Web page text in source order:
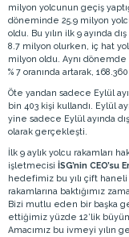
milyon yolcunun geçiş
döneminde 25.9 milyon
oldu. Bu yılın ilk 9 ayında
8.7 milyon olurken, iç hat
milyon oldu. Aynı dönemde
% 7 oranında artarak,
Öte yandan sadece Eylül
bin 403 kişi kullandı. Eylül
yine sadece Eylül ayında
olarak gerçekleşti.
İlk 9 aylık yolcu rakamları
işletmecisi İSG’nin CEO’su
hedefimiz bu yılı çift haneli
rakamlarına baktığımız
Bizi mutlu eden bir başka
ettiğimiz yüzde 12’lik
Amacımız bu ivmeyi yılın